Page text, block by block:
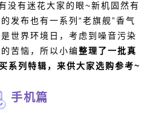
没有迷花大家的眼~新机固然有
发布也有一系列“老旗舰”香气
世界环境日，考虑到噪音污染
苦恼，所以小编整理了一批真
系列特辑，来供大家选购参考~
手机篇
道有没有迷花大家的眼~新
伴随着新机的发布也有一
鼻；加上前两天刚好是世界
也是现在都市生活大多青
了一批真香“老旗舰”+降噪